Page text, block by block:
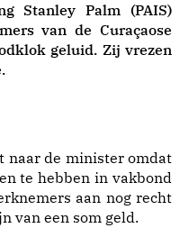
Stanley Palm (PAIS)
van de Curaçaose
geluid. Zij vrezen
naar de minister omdat
te hebben in vakbond
aan nog recht
van een som geld.